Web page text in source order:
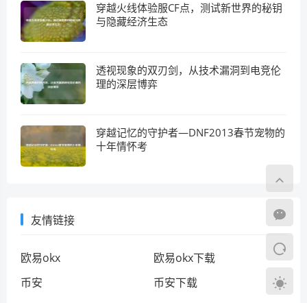
穿越火线体验服CF点，测试新世界的秘钥
与隐藏经济生态
透视现象的双刃剑，从技术漏洞到电竞伦
理的深层博弈
穿越记忆的守护者—DNF2013春节宠物的
十年情怀考
友情链接
欧易okx
欧易okx下载
币安
币安下载